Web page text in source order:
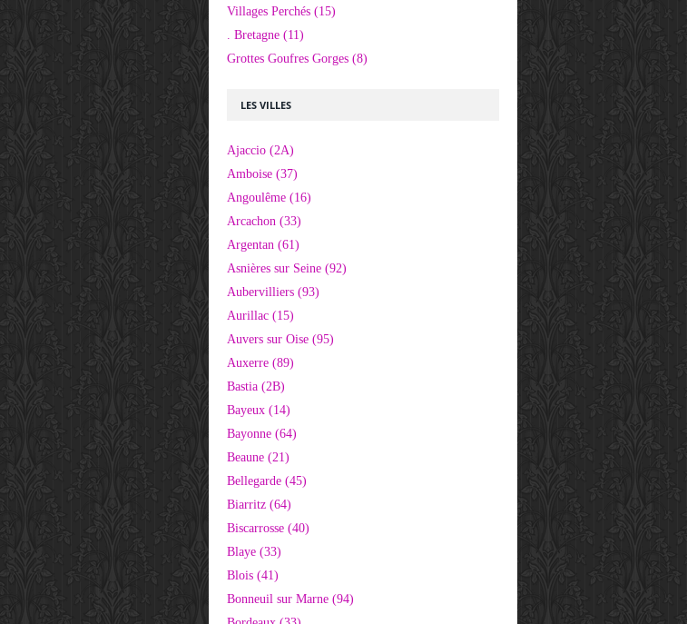
LES VILLES
Ajaccio (2A)
Amboise (37)
Angoulême (16)
Arcachon (33)
Argentan (61)
Asnières sur Seine (92)
Aubervilliers (93)
Aurillac (15)
Auvers sur Oise (95)
Auxerre (89)
Bastia (2B)
Bayeux (14)
Bayonne (64)
Beaune (21)
Bellegarde (45)
Biarritz (64)
Biscarrosse (40)
Blaye (33)
Blois (41)
Bonneuil sur Marne (94)
Villages Perchés (15)
. Bretagne (11)
Grottes Goufres Gorges (8)